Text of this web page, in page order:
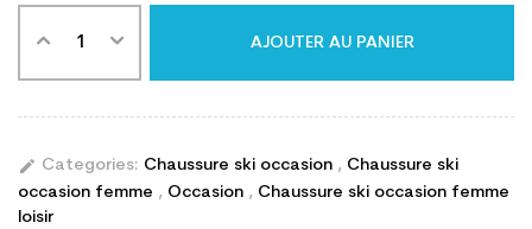
AJOUTER AU PANIER
edit Categories: Chaussure ski occasion , Chaussure ski
occasion femme , Occasion , Chaussure ski occasion femme
loisir